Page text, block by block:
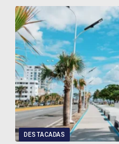
DESTACADAS